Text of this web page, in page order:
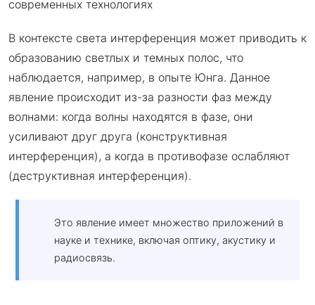
В контексте света интерференция может приводить к
образованию светлых и темных полос, что
наблюдается, например, в опыте Юнга. Данное
явление происходит из-за разности фаз между
волнами: когда волны находятся в фазе, они
усиливают друг друга (конструктивная
интерференция), а когда в противофазе ослабляют
(деструктивная интерференция).
Это явление имеет множество приложений в
науке и технике, включая оптику, акустику и
радиосвязь.